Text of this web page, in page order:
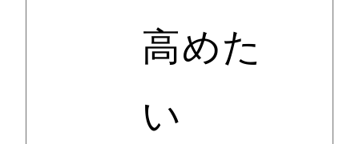
高めた
い